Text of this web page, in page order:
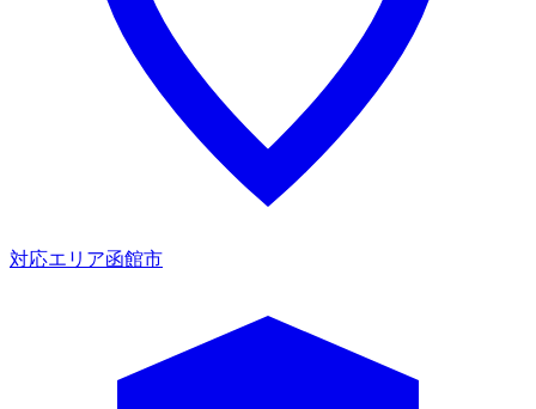
対応エリア函館市